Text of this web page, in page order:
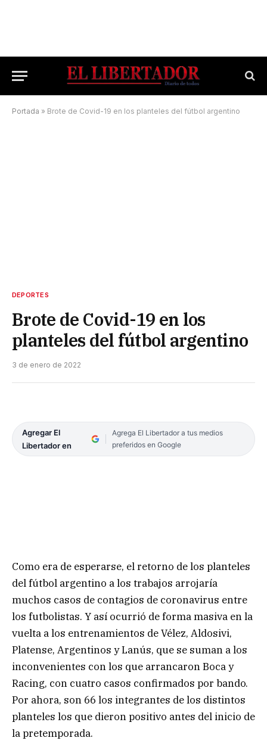
Portada » Brote de Covid-19 en los planteles del fútbol argentino
DEPORTES
Brote de Covid-19 en los
planteles del fútbol argentino
3 de enero de 2022
Agregar El
Libertador en
Agrega El Libertador a tus medios
preferidos en Google
Como era de esperarse, el retorno de los planteles
del fútbol argentino a los trabajos arrojaría
muchos casos de contagios de coronavirus entre
los futbolistas. Y así ocurrió de forma masiva en la
vuelta a los entrenamientos de Vélez, Aldosivi,
Platense, Argentinos y Lanús, que se suman a los
inconvenientes con los que arrancaron Boca y
Racing, con cuatro casos confirmados por bando.
Por ahora, son 66 los integrantes de los distintos
planteles los que dieron positivo antes del inicio de
la pretemporada.